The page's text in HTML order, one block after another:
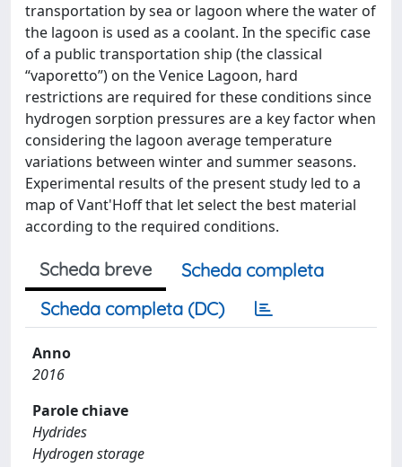
transportation by sea or lagoon where the water of
the lagoon is used as a coolant. In the specific case
of a public transportation ship (the classical
“vaporetto”) on the Venice Lagoon, hard
restrictions are required for these conditions since
hydrogen sorption pressures are a key factor when
considering the lagoon average temperature
variations between winter and summer seasons.
Experimental results of the present study led to a
map of Vant'Hoff that let select the best material
according to the required conditions.
Scheda breve
Scheda completa
Scheda completa (DC)
Anno
2016
Parole chiave
Hydrides
Hydrogen storage